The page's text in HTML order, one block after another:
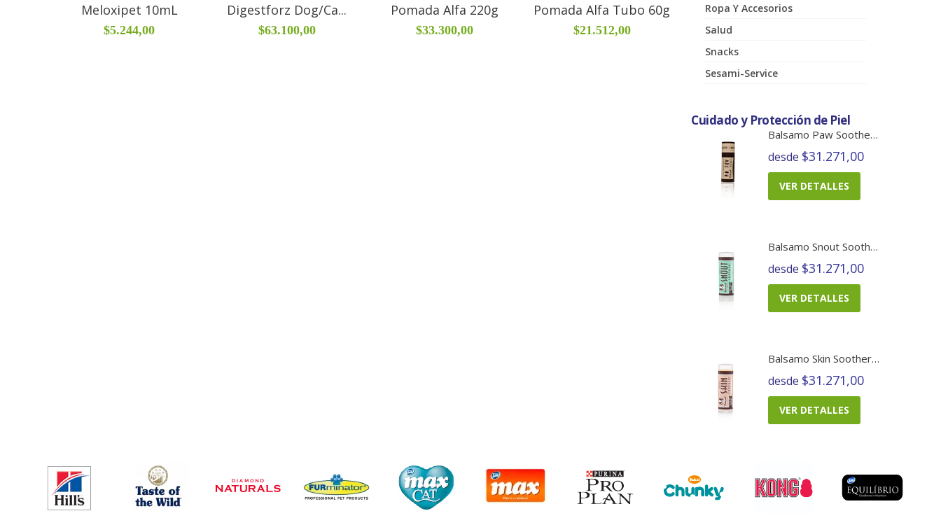
Meloxipet 10mL
$5.244,00
Digestforz Dog/Ca...
$63.100,00
Pomada Alfa 220g
$33.300,00
Pomada Alfa Tubo 60g
$21.512,00
Ropa Y Accesorios
Salud
Snacks
Sesami-Service
Cuidado y Protección de Piel
Balsamo Paw Soother Barra
desde $31.271,00
VER DETALLES
Balsamo Snout Soother
desde $31.271,00
VER DETALLES
Balsamo Skin Soother Barra
desde $31.271,00
VER DETALLES